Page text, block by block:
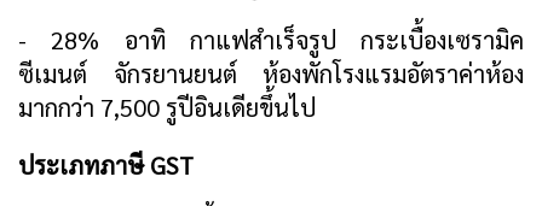
- 28% อาทิ กาแฟสำเร็จรูป กระเบื้องเซรามิค
ซีเมนต์ จักรยานยนต์ ห้องพักโรงแรมอัตราค่าห้อง
มากกว่า 7,500 รูปีอินเดียขึ้นไป
ประเภทภาษีGST